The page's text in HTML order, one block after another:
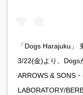
「Dogs Harajuku」
3/22(金)より、Dogs
ARROWS & SONS
LABORATORY/